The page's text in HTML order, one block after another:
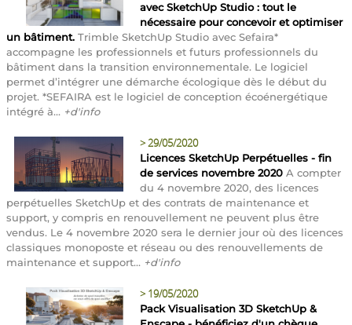
avec SketchUp Studio : tout le
nécessaire pour concevoir et optimiser
un bâtiment. Trimble SketchUp Studio avec Sefaira*
accompagne les professionnels et futurs professionnels du
bâtiment dans la transition environnementale. Le logiciel
permet d’intégrer une démarche écologique dès le début du
projet. *SEFAIRA est le logiciel de conception écoénergétique
intégré à... +d'info
>29/05/2020
Licences SketchUp Perpétuelles - fin
de services novembre 2020 A compter
du 4 novembre 2020, des licences
perpétuelles SketchUp et des contrats de maintenance et
support, y compris en renouvellement ne peuvent plus être
vendus. Le 4 novembre 2020 sera le dernier jour où des licences
classiques monoposte et réseau ou des renouvellements de
maintenance et support... +d'info
> 19/05/2020
Pack Visualisation 3D SketchUp &